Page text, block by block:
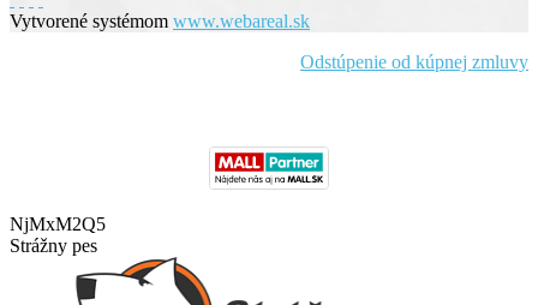
Vytvorené systémom www.webareal.sk
Odstúpenie od kúpnej zmluvy
NjMxM2Q5
Strážny pes